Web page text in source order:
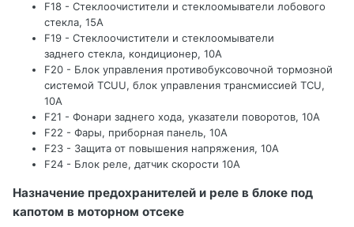
F18 - Стеклоочистители и стеклоомыватели лобового
стекла, 15А
F19 - Стеклоочистители и стеклоомыватели
заднего стекла, кондиционер, 10А
F20 - Блок управления противобуксовочной тормозной
системой TCUU, блок управления трансмиссией TCU,
10А
F21 - Фонари заднего хода, указатели поворотов, 10А
F22 - Фары, приборная панель, 10А
F23 - Защита от повышения напряжения, 10А
F24 - Блок реле, датчик скорости 10А
Назначение предохранителей и реле в блоке под
капотом в моторном отсеке